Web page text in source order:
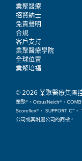
業聚醫療
招賢納士
免責聲明
合規
客戶支持
業聚醫療學院
全球位置
業聚培福
© 2026 業聚醫療集團
業聚®、OrbusNeich®、
Scoreflex®、 SUPPORT C™
公司或其附屬公司的商標。